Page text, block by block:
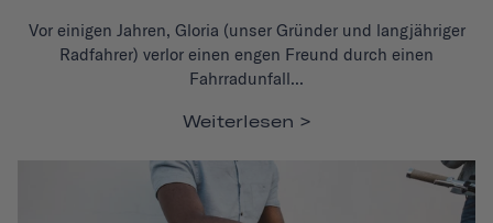
Vor einigen Jahren, Gloria (unser Gründer und langjähriger
Radfahrer) verlor einen engen Freund durch einen
Fahrradunfall...
Weiterlesen